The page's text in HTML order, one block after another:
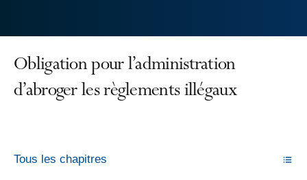
Obligation pour l’administration
d’abroger les règlements illégaux
Tous les chapitres